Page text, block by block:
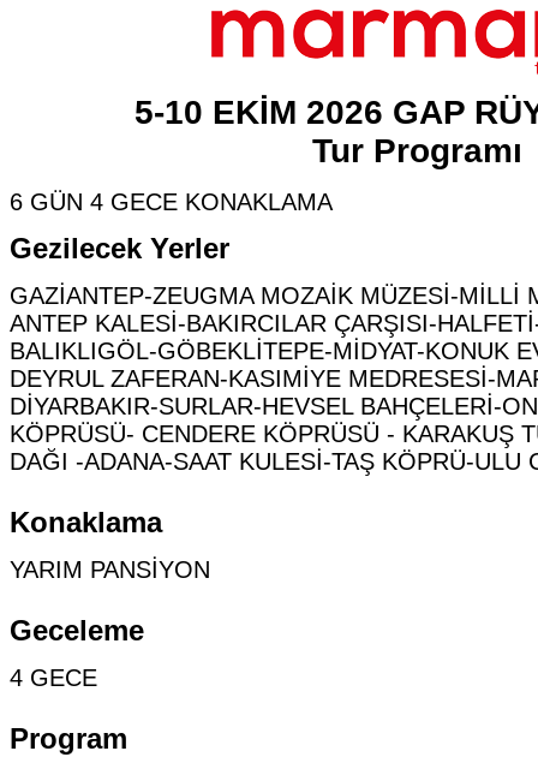
5-10 EKİM 2026 GAP
Tur Programı
6 GÜN 4 GECE KONAKLAMA
Gezilecek Yerler
GAZİANTEP-ZEUGMA MOZAİK MÜZESİ-MİLLİ
ANTEP KALESİ-BAKIRCILAR ÇARŞISI-
BALIKLIGÖL-GÖBEKLİTEPE-MİDYAT-KONUK
DEYRUL ZAFERAN-KASIMİYE MEDRESESİ-
DİYARBAKIR-SURLAR-HEVSEL BAHÇELERİ-
KÖPRÜSÜ- CENDERE KÖPRÜSÜ - KARAKUŞ
DAĞI -ADANA-SAAT KULESİ-TAŞ KÖPRÜ-ULU
Konaklama
YARIM PANSİYON
Geceleme
4 GECE
Program